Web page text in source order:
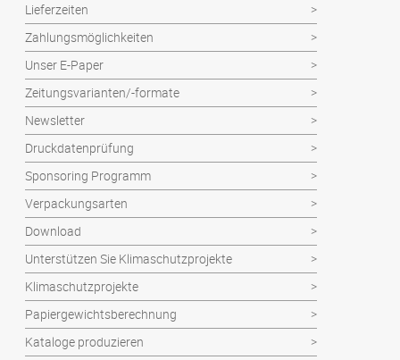
Lieferzeiten
Zahlungsmöglichkeiten
Unser E-Paper
Zeitungsvarianten/-formate
Newsletter
Druckdatenprüfung
Sponsoring Programm
Verpackungsarten
Download
Unterstützen Sie Klimaschutzprojekte
Klimaschutzprojekte
Papiergewichtsberechnung
Kataloge produzieren